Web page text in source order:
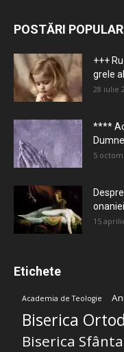
POSTĂRI
+++
grele
28 iulie
****
5
15
Etichete
Academia de Teologie
Biserica
Biserica